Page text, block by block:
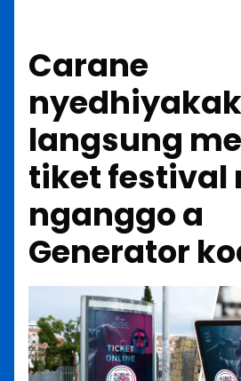
Carane
langsung
tiket festival
nganggo a
Generator